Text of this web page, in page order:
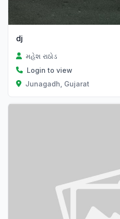
dj
મહેશ રાઠોડ
Login to view
Junagadh, Gujarat